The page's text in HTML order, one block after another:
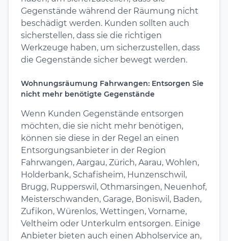
Gegenstände während der Räumung nicht
beschädigt werden. Kunden sollten auch
sicherstellen, dass sie die richtigen
Werkzeuge haben, um sicherzustellen, dass
die Gegenstände sicher bewegt werden.
Wohnungsräumung Fahrwangen: Entsorgen Sie
nicht mehr benötigte Gegenstände
Wenn Kunden Gegenstände entsorgen
möchten, die sie nicht mehr benötigen,
können sie diese in der Regel an einen
Entsorgungsanbieter in der Region
Fahrwangen, Aargau, Zürich, Aarau, Wohlen,
Holderbank, Schafisheim, Hunzenschwil,
Brugg, Rupperswil, Othmarsingen, Neuenhof,
Meisterschwanden, Garage, Boniswil, Baden,
Zufikon, Würenlos, Wettingen, Vorname,
Veltheim oder Unterkulm entsorgen. Einige
Anbieter bieten auch einen Abholservice an,